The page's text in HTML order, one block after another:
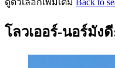
โลวเออร์-นอร์มัง